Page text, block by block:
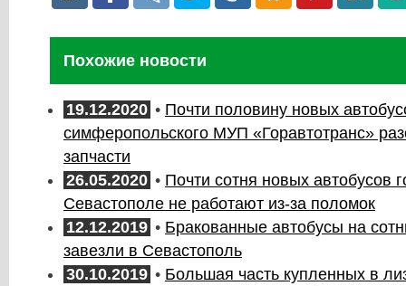
Похожие новости
19.12.2020 • Почти половину новых
симферопольского МУП «Горавтотранс»
запчасти
26.05.2020 • Почти сотня новых автобусов
Севастополе не работают из-за поломок
12.12.2019 • Бракованные автобусы на
завезли в Севастополь
30.10.2019 • Большая часть купленных в